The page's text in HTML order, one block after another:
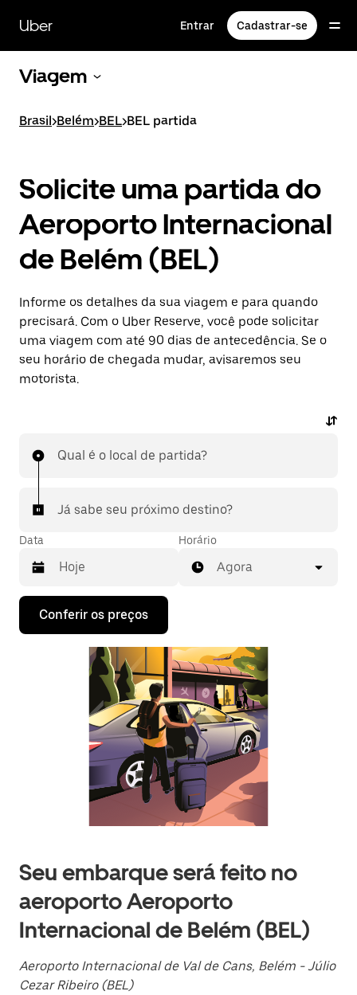
para
conteúdo
Uber Entrar Cadastrar-se
Viagem
Brasil>Belém>BEL>BEL partida
Solicite uma partida do
Aeroporto Internacional
de Belém (BEL)
Informe os detalhes da sua viagem e para quando
precisará. Com o Uber Reserve, você pode solicitar
uma viagem com até 90 dias de antecedência. Se o
seu horário de chegada mudar, avisaremos seu
motorista.
Qual é o local de partida?
Já sabe seu próximo destino?
Data
Pressione
seta
para
fechar
calendário.
Horário
Agora
Conferir os preços
Seu embarque será feito no
aeroporto Aeroporto
Internacional de Belém (BEL)
Aeroporto Internacional de Val de Cans, Belém - Júlio
Cezar Ribeiro (BEL)